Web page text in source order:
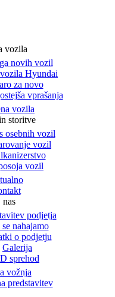
vozila
novih vozil
Hyundai
za novo
vprašanja
vozila
storitve
osebnih vozil
vozil
vozil
nas
podjetja
nahajamo
o podjetju
Galerija
sprehod
vožnja
predstavitev